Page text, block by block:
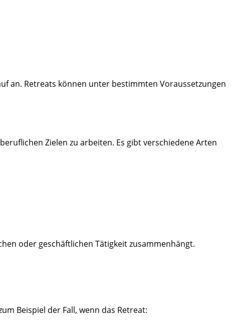
an. Retreats können unter bestimmten Voraussetzungen
Zielen zu arbeiten. Es gibt verschiedene Arten
oder geschäftlichen Tätigkeit zusammenhängt.
Beispiel der Fall, wenn das Retreat: